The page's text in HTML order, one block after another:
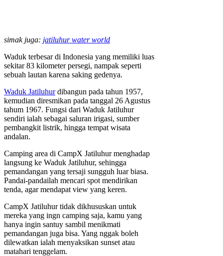
simak juga: jatiluhur water world
Waduk terbesar di Indonesia yang memiliki luas
sekitar 83 kilometer persegi, nampak seperti
sebuah lautan karena saking gedenya.
Waduk Jatiluhurdibangun pada tahun 1957,
kemudian diresmikan pada tanggal 26 Agustus
tahum 1967. Fungsi dari Waduk Jatiluhur
sendiri ialah sebagai saluran irigasi, sumber
pembangkit listrik, hingga tempat wisata
andalan.
Camping area di CampX Jatiluhur menghadap
langsung ke Waduk Jatiluhur, sehingga
pemandangan yang tersaji sungguh luar biasa.
Pandai-pandailah mencari spot mendirikan
tenda, agar mendapat view yang keren.
CampX Jatiluhur tidak dikhususkan untuk
mereka yang ingn camping saja, kamu yang
hanya ingin santuy sambil menikmati
pemandangan juga bisa. Yang nggak boleh
dilewatkan ialah menyaksikan sunset atau
matahari tenggelam.